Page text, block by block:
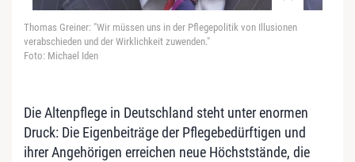
Thomas Greiner: "Wir müssen uns in der Pflegepolitik von Illusionen
verabschieden und der Wirklichkeit zuwenden."
Foto: Michael Iden
Die Altenpflege in Deutschland steht unter enormen
Druck: Die Eigenbeiträge der Pflegebedürftigen und
ihrer Angehörigen erreichen neue Höchststände, die